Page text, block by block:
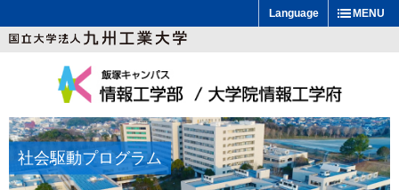
MENU
Language
社会駆動プログラム